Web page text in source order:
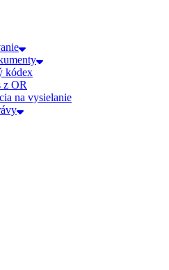
kódex
z OR
na vysielanie